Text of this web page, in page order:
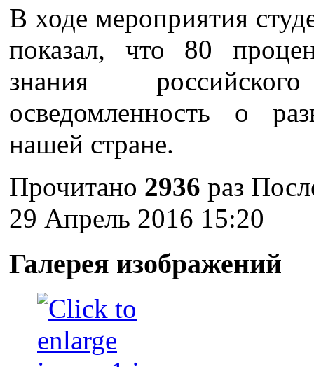
В ходе мероприятия
показал, что 80
знания
осведомленность о
нашей стране.
Прочитано 2936 раз
29 Апрель 2016 15:20
Галерея изображений